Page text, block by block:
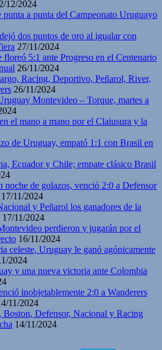
12/2024
punta a punta del Campeonato Uruguayo
dos puntos de oro al igualar con
27/11/2024
floreó 5:1 ante Progreso en el Centenario
26/11/2024
Racing, Deportivo, Peñarol, River,
26/11/2024
Montevideo – Torque, martes a
el mano a mano por el Claiusura y la
de Uruguay, empató 1:1 con Brasil en
Ecuador y Chile; empate clásico Brasil
noche de golazos, venció 2:0 a Defensor
17/11/2024
y Peñarol los ganadores de la
17/11/2024
perdieron y jugarán por el
16/11/2024
celeste, Uruguay le ganó agónicamente
2024
y una nueva victoria ante Colombia
inobjetablemente 2:0 a Wanderers
11/2024
Boston, Defensor, Nacional y Racing
14/11/2024